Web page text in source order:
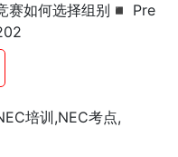
赛如何选择组别◾ Pre
培训,NEC考点,